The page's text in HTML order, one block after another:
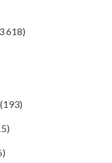
618)
(193)